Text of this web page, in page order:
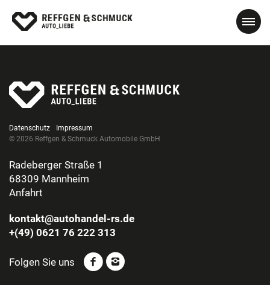
Datenschutz
Impressum
© 2026 Reffgen & Schmuck Automobile GmbH
Radeberger Straße 1
68309 Mannheim
Anfahrt
kontakt@autohandel-rs.de
+(49) 0621 76 222 313
Folgen Sie uns